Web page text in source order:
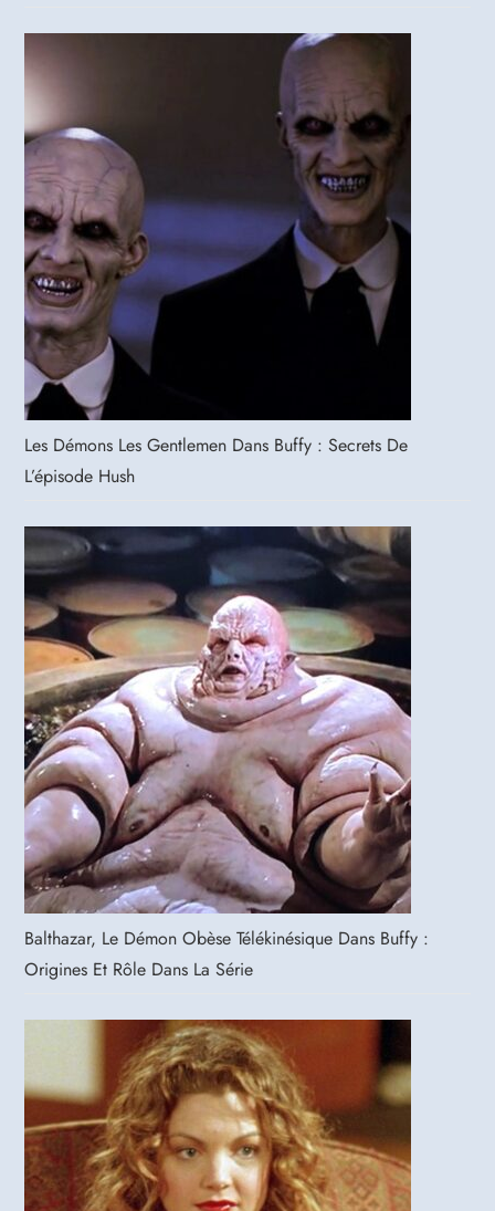
Les Démons Les Gentlemen Dans Buffy : Secrets De
L’épisode Hush
Balthazar, Le Démon Obèse Télékinésique Dans Buffy :
Origines Et Rôle Dans La Série